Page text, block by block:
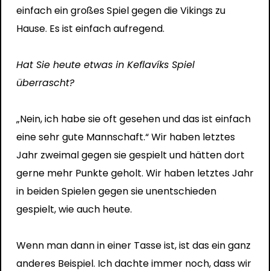
einfach ein großes Spiel gegen die Vikings zu
Hause. Es ist einfach aufregend.
Hat Sie heute etwas in Keflavíks Spiel
überrascht?
„Nein, ich habe sie oft gesehen und das ist einfach
eine sehr gute Mannschaft.“ Wir haben letztes
Jahr zweimal gegen sie gespielt und hätten dort
gerne mehr Punkte geholt. Wir haben letztes Jahr
in beiden Spielen gegen sie unentschieden
gespielt, wie auch heute.
Wenn man dann in einer Tasse ist, ist das ein ganz
anderes Beispiel. Ich dachte immer noch, dass wir